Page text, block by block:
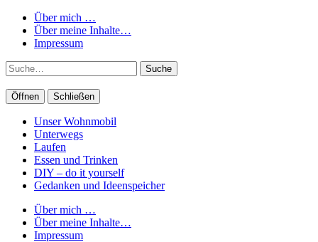
Über mich …
Über meine Inhalte…
Impressum
Suche
Öffnen Schließen
Unser Wohnmobil
Unterwegs
Laufen
Essen und Trinken
DIY – do it yourself
Gedanken und Ideenspeicher
Über mich …
Über meine Inhalte…
Impressum